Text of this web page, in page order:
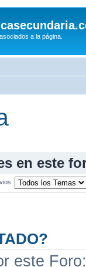
a la página.
en este
este